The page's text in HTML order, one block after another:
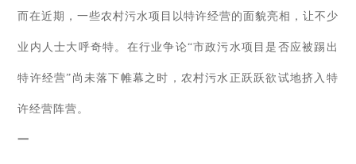
而在近期，一些农村污水项目以特许经营的面貌亮相，让不少
业内人士大呼奇特。在行业争论“市政污水项目是否应被踢出
特许经营”尚未落下帷幕之时，农村污水正跃跃欲试地挤入特
许经营阵营。
一